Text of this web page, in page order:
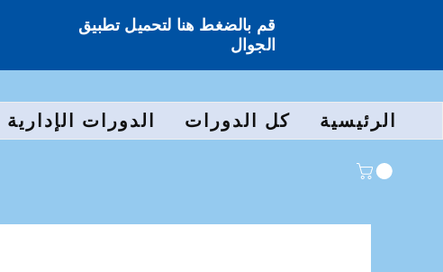
قم بالضغط هنا لتحميل تطبيق
الجوال
الرئيسية كل الدورات الدورات الإدارية